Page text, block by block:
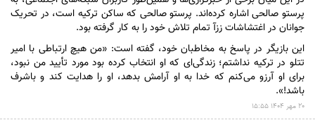
پرستو صالحی اشاره کرده‌اند. پرستو صالحی که ساکن ترکیه است، در تحریک
جوانان در اغتشاشات ززآ تمام تلاش خود را به کار گرفته بود.
این بازیگر در پاسخ به مخاطبان خود، گفته است: «من هیچ ارتباطی با امیر
تتلو در ترکیه نداشتم؛ زندگی‌ای که او انتخاب کرده بود مورد تأیید من نبود،
برای او آرزو می‌کنم که خدا به او آرامش بدهد، او را هدایت کند و باشرف
باشد!».
۲۰ مهر ۱۴۰۴ ۱۵:۵۵